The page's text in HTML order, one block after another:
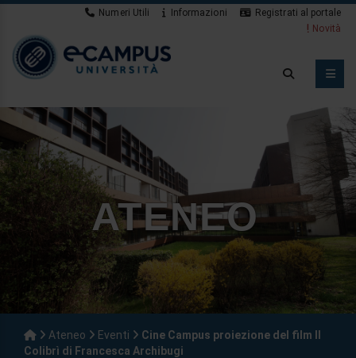
Numeri Utili Informazioni
Registrati al portale
Novità
ATENEO
Ateneo Eventi
Cine Campus proiezione del film Il
Colibrì di Francesca Archibugi